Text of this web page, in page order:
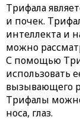
Трифала
и почек.
интеллекта и
можно
С помощью
использовать
вызывающего
Трифалы
носа, глаз.